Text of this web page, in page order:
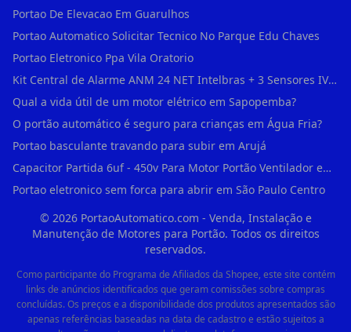
Portao De Elevacao Em Guarulhos
Portao Automatico Solicitar Tecnico No Parque Edu Chaves
Portao Eletronico Ppa Vila Oratorio
Kit Central de Alarme ANM 24 NET Intelbras + 3 Sensores IVP 3000 CF + Bateria + em Vila Jacuí
Qual a vida útil de um motor elétrico em Sapopemba?
O portão automático é seguro para crianças em Água Fria?
Portao basculante travando para subir em Arujá
Capacitor Partida 6uf - 450v Para Motor Portão Ventilador em Vila Madalena
Portao eletronico sem forca para abrir em São Paulo Centro
© 2026PortaoAutomatico.com - Venda, Instalação e
Manutenção de Motores para Portão. Todos os direitos
reservados.
Como participante do Programa de Afiliados da Shopee, este site contém
links de anúncios identificados que geram comissões sobre compras
concluídas. Os preços e a disponibilidade dos produtos apresentados são
apenas referências baseadas na data de cadastro e estão sujeitos a